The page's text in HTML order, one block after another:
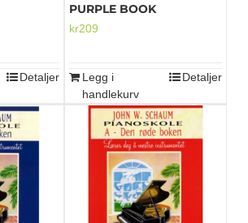
Detaljer
PURPLE BOOK
kr209
Legg i
handlekurv
Detaljer